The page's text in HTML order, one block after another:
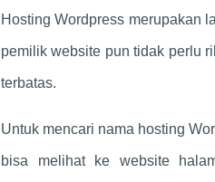
Hosting Wordpress merupakan
pemilik website pun tidak perlu
terbatas.
Untuk mencari nama hosting
bisa melihat ke website